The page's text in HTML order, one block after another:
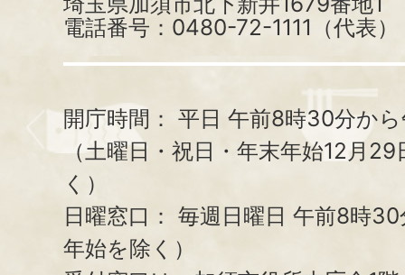
電話番号：0480-72-1111（代表）
開庁時間： 平日 午前8時30分か
（土曜日・祝日・年末年始12月
く）
日曜窓口： 毎週日曜日 午前8時
年始を除く）